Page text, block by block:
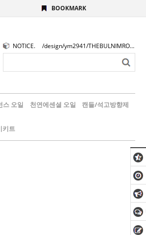
BOOKMARK
NOTICE. /design/ym2941/THEBULNIMROGO.png
스 오일 천연에센셜 오일 캔들/석고방향제
키트